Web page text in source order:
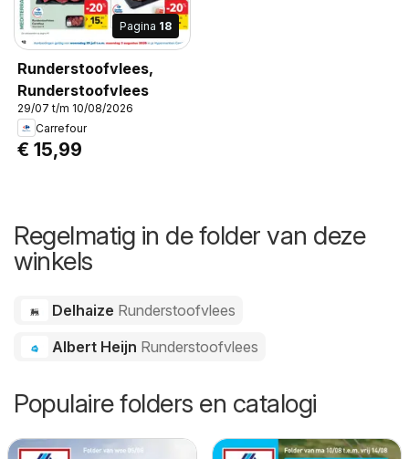
Pagina 18
Runderstoofvlees,
Runderstoofvlees
29/07 t/m 10/08/2026
Carrefour
€ 15,99
Regelmatig in de folder van deze
winkels
Delhaize Runderstoofvlees
Albert Heijn Runderstoofvlees
Populaire folders en catalogi